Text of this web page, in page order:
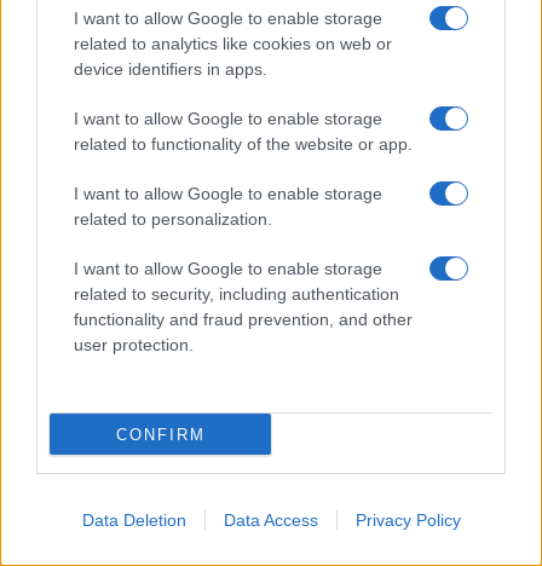
I want to allow Google to enable storage
related to analytics like cookies on web or
device identifiers in apps.
I want to allow Google to enable storage
related to functionality of the website or app.
I want to allow Google to enable storage
related to personalization.
I want to allow Google to enable storage
related to security, including authentication
functionality and fraud prevention, and other
user protection.
CONFIRM
Data Deletion Data Access Privacy Policy
SIAMO
REDAZIONE CONTATTI
ACCREDITAMENTI
© 2026 - VOLOSCONTATO CONSIGLI E DIARI DI VIAGGIO - P.IVA
04827280654 – TESTATA REGISTRATA AL TRIBUNALE DI NOCERA
PREFERENZE PRIVACY